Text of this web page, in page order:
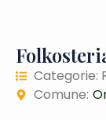
Categorie:
Comune: